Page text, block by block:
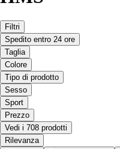
Filtri
Spedito entro 24 ore
Taglia
Colore
Tipo di prodotto
Sesso
Sport
Prezzo
Vedi i 708 prodotti
Rilevanza